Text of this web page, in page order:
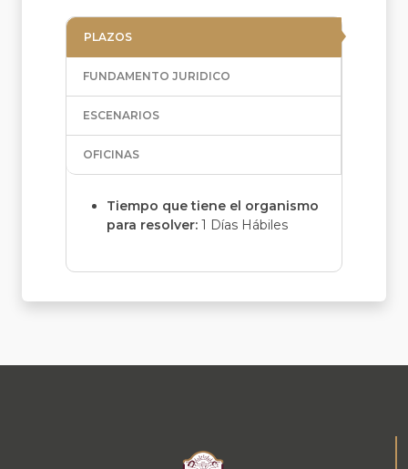
PLAZOS
FUNDAMENTO JURIDICO
ESCENARIOS
OFICINAS
Tiempo que tiene el organismo
para resolver: 1 Días Hábiles